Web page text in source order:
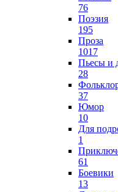
76
Поэзия
195
Проза
1017
Пьесы и
28
37
Юмор
10
Для
1
61
Боевики
13